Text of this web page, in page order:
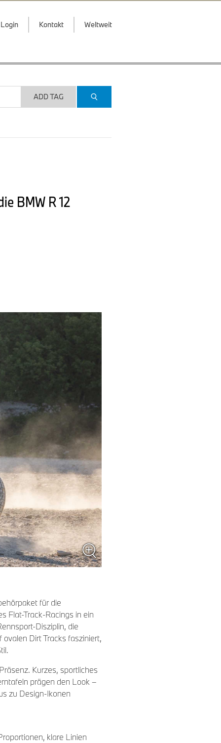
Login Kontakt Weltweit
ADD TAG
BMW R 12
für die
Flat-Track-Racings in ein
Disziplin, die
Dirt Tracks fasziniert,
Kurzes, sportliches
prägen den Look –
zu Design-Ikonen
klare Linien